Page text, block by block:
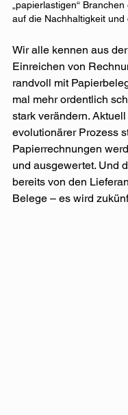
„papierlastigen“
auf die Nachhaltigkeit und
Wir alle kennen aus
Einreichen von
randvoll mit
mal mehr ordentlich
stark verändern.
evolutionärer Prozess
Papierrechnungen
und ausgewertet. Und
bereits von den
Belege – es wird